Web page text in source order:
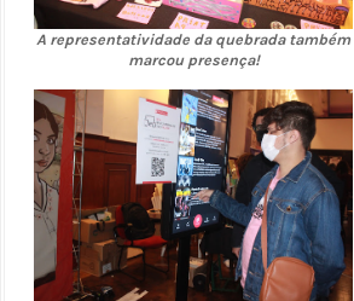
A representatividade da quebrada também
marcou presença!